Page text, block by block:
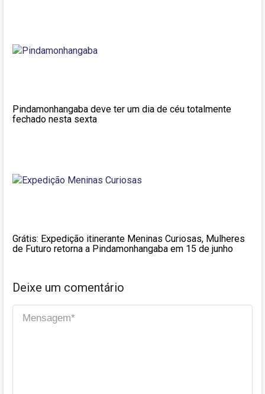
Pindamonhangaba deve ter um dia de céu totalmente
fechado nesta sexta
Grátis: Expedição itinerante Meninas Curiosas, Mulheres
de Futuro retorna a Pindamonhangaba em 15 de junho
Deixe um comentário